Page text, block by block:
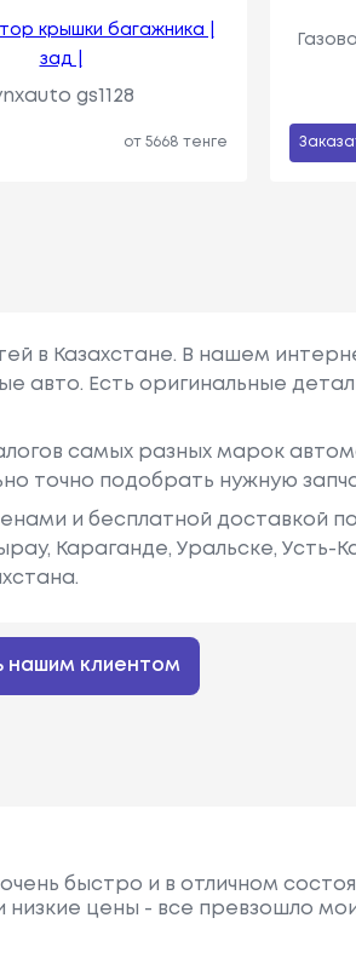
крышки багажника |
зад |
gs1128
от 5668 тенге
в Казахстане. В нашем
авто. Есть оригинальные
самых разных марок
точно подобрать нужную
и бесплатной доставкой
Караганде, Уральске, Усть-
нашим клиентом
быстро и в отличном
цены - все превзошло